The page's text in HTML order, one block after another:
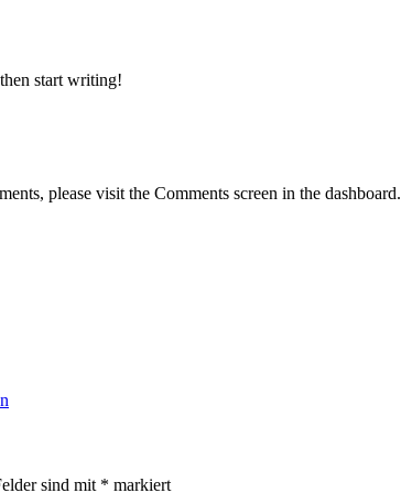
start writing!
please visit the Comments screen in the dashboard.
sind mit * markiert